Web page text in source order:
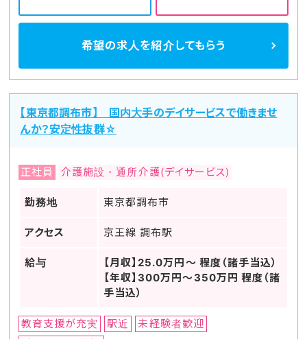
希望の求人を紹介してもらう
【東京都調布市】 国内大手のデイサービスで働きませ
んか？安定性抜群☆
正社員 介護施設・通所介護(デイサービス)
勤務地 東京都調布市
アクセス 京王線 調布駅
給与
【月収】25.0万円～ 程度（諸手当込）
【年収】300万円～350万円 程度（諸
手当込）
教育支援が充実 駅近
未経験者歓迎